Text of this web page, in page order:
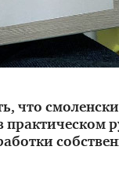
что
практическом